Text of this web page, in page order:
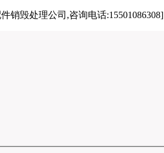
销毁处理公司,咨询电话:15501086308]